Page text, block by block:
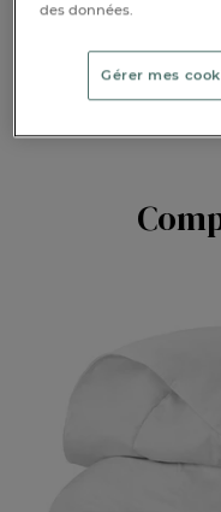
DÉTAILS
des données.
Gérer mes